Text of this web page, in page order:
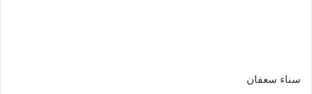
سناء سعفان